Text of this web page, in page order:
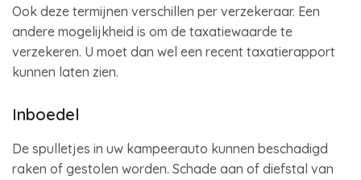
Ook deze termijnen verschillen per verzekeraar. Een
andere mogelijkheid is om de taxatiewaarde te
verzekeren. U moet dan wel een recent taxatierapport
kunnen laten zien.
Inboedel
De spulletjes in uw kampeerauto kunnen beschadigd
raken of gestolen worden. Schade aan of diefstal van